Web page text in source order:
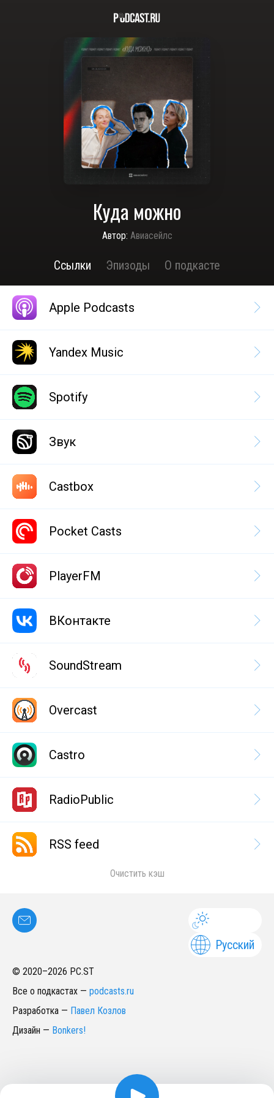
Куда можно
Автор: Авиасейлс
Ссылки Эпизоды О подкасте
Apple Podcasts
Yandex Music
Spotify
Звук
Castbox
Pocket Casts
PlayerFM
ВКонтакте
SoundStream
Overcast
Castro
RadioPublic
RSS feed
Очистить кэш
Русский
© 2020–2026 PC.ST
Все о подкастах — podcasts.ru
Разработка — Павел Козлов
Дизайн — Bonkers!